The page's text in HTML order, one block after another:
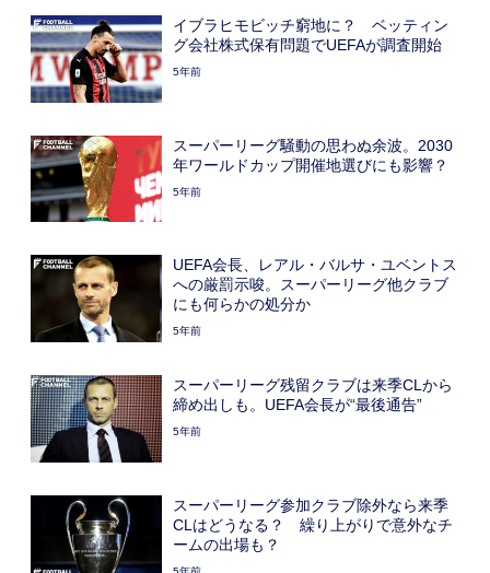
イブラヒモビッチ窮地に？ ベッティン
グ会社株式保有問題でUEFAが調査開始
5年前
スーパーリーグ騒動の思わぬ余波。2030
年ワールドカップ開催地選びにも影響？
5年前
UEFA会長、レアル・バルサ・ユベントス
への厳罰示唆。スーパーリーグ他クラブ
にも何らかの処分か
5年前
スーパーリーグ残留クラブは来季CLから
締め出しも。UEFA会長が“最後通告”
5年前
スーパーリーグ参加クラブ除外なら来季
CLはどうなる？ 繰り上がりで意外なチ
ームの出場も？